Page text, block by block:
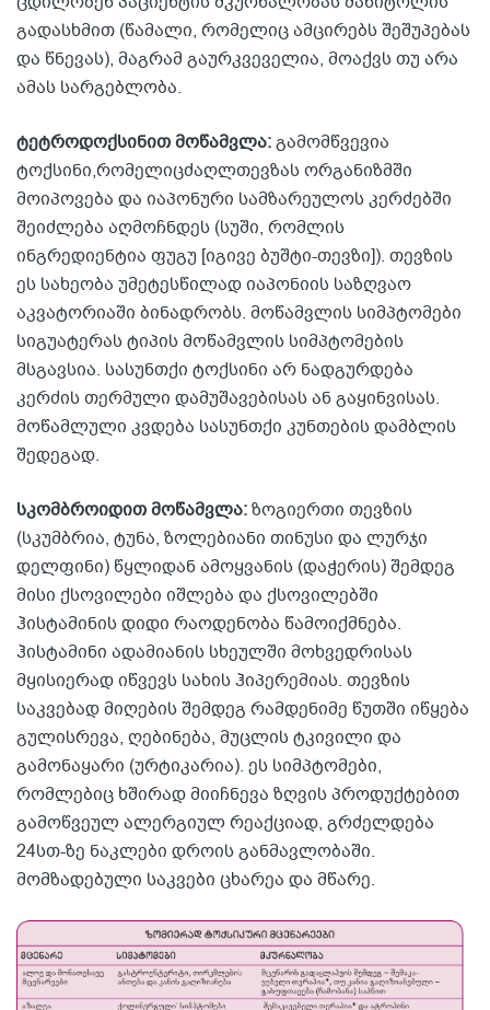
გადასხმით (წამალი, რომელიც ამცირებს შეშუპებას
და წნევას), მაგრამ გაურკვეველია, მოაქვს თუ არა
ამას სარგებლობა.
ტეტროდოქსინით მოწამვლა:გამომწვევია
ტოქსინი,რომელიცძაღლთევზას ორგანიზმში
მოიპოვება და იაპონური სამზარეულოს კერძებში
შეიძლება აღმოჩნდეს (სუში, რომლის
ინგრედიენტია ფუგუ [იგივე ბუშტი-თევზი]). თევზის
ეს სახეობა უმეტესწილად იაპონიის საზღვაო
აკვატორიაში ბინადრობს. მოწამვლის სიმპტომები
სიგუატერას ტიპის მოწამვლის სიმპტომების
მსგავსია. სასუნთქი ტოქსინი არ ნადგურდება
კერძის თერმული დამუშავებისას ან გაყინვისას.
მოწამლული კვდება სასუნთქი კუნთების დამბლის
შედეგად.
სკომბროიდით მოწამვლა:ზოგიერთი თევზის
(სკუმბრია, ტუნა, ზოლებიანი თინუსი და ლურჯი
დელფინი) წყლიდან ამოყვანის (დაჭერის) შემდეგ
მისი ქსოვილები იშლება და ქსოვილებში
ჰისტამინის დიდი რაოდენობა წამოიქმნება.
ჰისტამინი ადამიანის სხეულში მოხვედრისას
მყისიერად იწვევს სახის ჰიპერემიას. თევზის
საკვებად მიღების შემდეგ რამდენიმე წუთში იწყება
გულისრევა, ღებინება, მუცლის ტკივილი და
გამონაყარი (ურტიკარია). ეს სიმპტომები,
რომლებიც ხშირად მიიჩნევა ზღვის პროდუქტებით
გამოწვეულ ალერგიულ რეაქციად, გრძელდება
24სთ-ზე ნაკლები დროის განმავლობაში.
მომზადებული საკვები ცხარეა და მწარე.